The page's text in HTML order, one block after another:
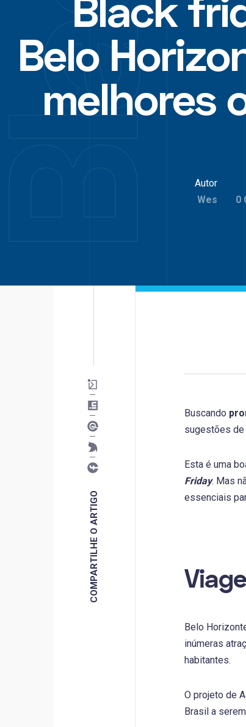
Black
Belo
melhores
Autor
Wes
0
COMPARTILHE O ARTIGO
Buscando
sugestões de
Esta é uma
Friday. Mas
essenciais
Belo
inúmeras
habitantes.
O projeto de
Brasil a